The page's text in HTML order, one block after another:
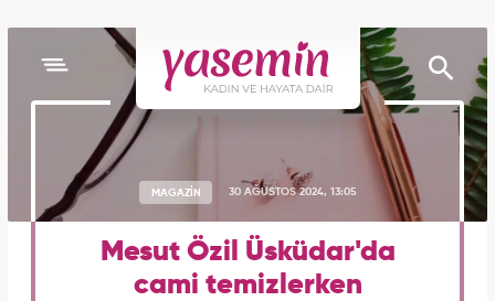
MAGAZİN 30 AĞUSTOS 2024, 13:05
Mesut Özil Üsküdar'da
cami temizlerken